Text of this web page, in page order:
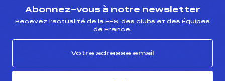
Abonnez-vous à notre newsletter
Recevez l’actualité de la FFS, des clubs et des Équipes
de France.